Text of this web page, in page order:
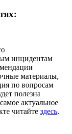
инцидентам
материалы,
по вопросам
полезна
актуальное
читайте здесь.